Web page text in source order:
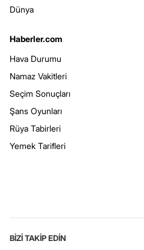
Dünya
Haberler.com
Hava Durumu
Namaz Vakitleri
Seçim Sonuçları
Şans Oyunları
Rüya Tabirleri
Yemek Tarifleri
BİZİ TAKİP EDİN